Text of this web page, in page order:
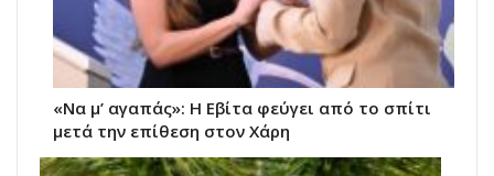
«Να μ’ αγαπάς»: Η Εβίτα φεύγει από το σπίτι
μετά την επίθεση στον Χάρη